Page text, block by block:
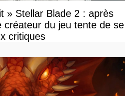
» Stellar Blade 2 : après
créateur du jeu tente de se
critiques